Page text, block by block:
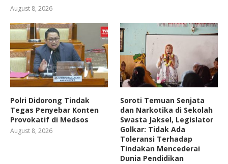
August 8, 2026
Polri Didorong Tindak
Tegas Penyebar Konten
Provokatif di Medsos
August 8, 2026
Soroti Temuan Senjata
dan Narkotika di Sekolah
Swasta Jaksel, Legislator
Golkar: Tidak Ada
Toleransi Terhadap
Tindakan Mencederai
Dunia Pendidikan